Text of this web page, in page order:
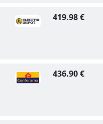
419.98 €
436.90 €